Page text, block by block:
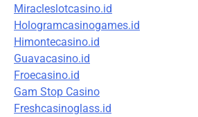
Miracleslotcasino.id
Hologramcasinogames.id
Himontecasino.id
Guavacasino.id
Froecasino.id
Gam Stop Casino
Freshcasinoglass.id